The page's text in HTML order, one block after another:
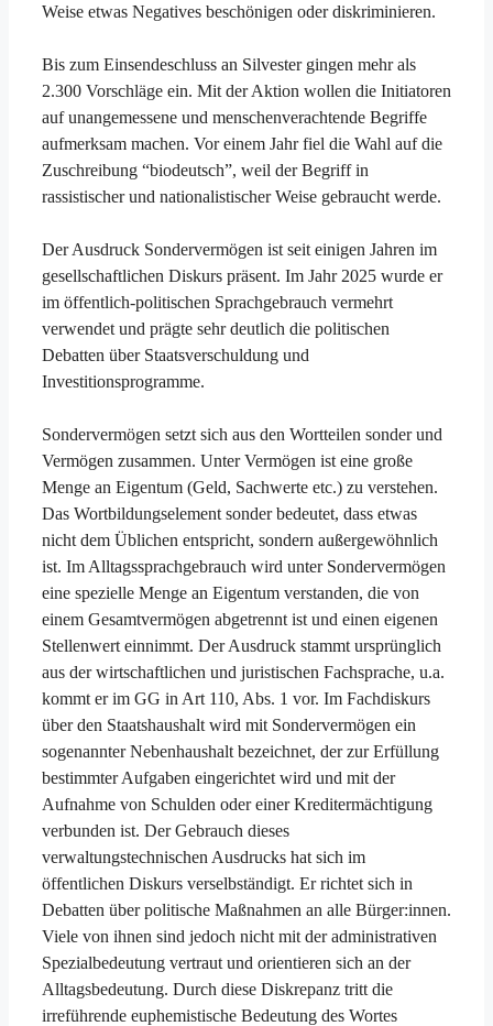
Weise etwas Negatives beschönigen oder diskriminieren.
Bis zum Einsendeschluss an Silvester gingen mehr als
2.300 Vorschläge ein. Mit der Aktion wollen die Initiatoren
auf unangemessene und menschenverachtende Begriffe
aufmerksam machen. Vor einem Jahr fiel die Wahl auf die
Zuschreibung “biodeutsch”, weil der Begriff in
rassistischer und nationalistischer Weise gebraucht werde.
Der Ausdruck Sondervermögen ist seit einigen Jahren im
gesellschaftlichen Diskurs präsent. Im Jahr 2025 wurde er
im öffentlich-politischen Sprachgebrauch vermehrt
verwendet und prägte sehr deutlich die politischen
Debatten über Staatsverschuldung und
Investitionsprogramme.
Sondervermögen setzt sich aus den Wortteilen sonder und
Vermögen zusammen. Unter Vermögen ist eine große
Menge an Eigentum (Geld, Sachwerte etc.) zu verstehen.
Das Wortbildungselement sonder bedeutet, dass etwas
nicht dem Üblichen entspricht, sondern außergewöhnlich
ist. Im Alltagssprachgebrauch wird unter Sondervermögen
eine spezielle Menge an Eigentum verstanden, die von
einem Gesamtvermögen abgetrennt ist und einen eigenen
Stellenwert einnimmt. Der Ausdruck stammt ursprünglich
aus der wirtschaftlichen und juristischen Fachsprache, u.a.
kommt er im GG in Art 110, Abs. 1 vor. Im Fachdiskurs
über den Staatshaushalt wird mit Sondervermögen ein
sogenannter Nebenhaushalt bezeichnet, der zur Erfüllung
bestimmter Aufgaben eingerichtet wird und mit der
Aufnahme von Schulden oder einer Kreditermächtigung
verbunden ist. Der Gebrauch dieses
verwaltungstechnischen Ausdrucks hat sich im
öffentlichen Diskurs verselbständigt. Er richtet sich in
Debatten über politische Maßnahmen an alle Bürger:innen.
Viele von ihnen sind jedoch nicht mit der administrativen
Spezialbedeutung vertraut und orientieren sich an der
Alltagsbedeutung. Durch diese Diskrepanz tritt die
irreführende euphemistische Bedeutung des Wortes